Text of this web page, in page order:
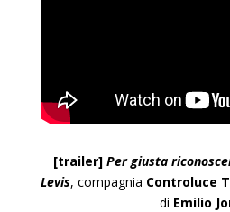
[trailer]Per giusta
Levis, compagnia Controluce
di Emilio